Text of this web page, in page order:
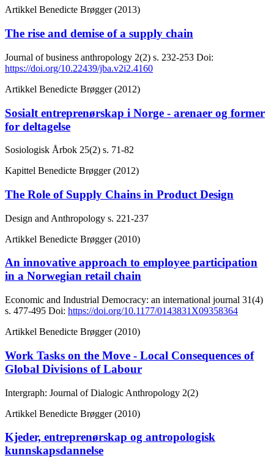
Artikkel Benedicte Brøgger (2013)
The rise and demise of a supply chain
Journal of business anthropology 2(2) s. 232-253 Doi:
https://doi.org/10.22439/jba.v2i2.4160
Artikkel Benedicte Brøgger (2012)
Sosialt entreprenørskap i Norge - arenaer og former
for deltagelse
Sosiologisk Årbok 25(2) s. 71-82
Kapittel Benedicte Brøgger (2012)
The Role of Supply Chains in Product Design
Design and Anthropology s. 221-237
Artikkel Benedicte Brøgger (2010)
An innovative approach to employee participation
in a Norwegian retail chain
Economic and Industrial Democracy: an international journal 31(4)
s. 477-495 Doi: https://doi.org/10.1177/0143831X09358364
Artikkel Benedicte Brøgger (2010)
Work Tasks on the Move - Local Consequences of
Global Divisions of Labour
Intergraph: Journal of Dialogic Anthropology 2(2)
Artikkel Benedicte Brøgger (2010)
Kjeder, entreprenørskap og antropologisk
kunnskapsdannelse